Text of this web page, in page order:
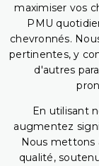
maximiser vos
PMU
chevronnés.
pertinentes, y
d'autres
En utilisant
augmentez
Nous mettons
qualité,